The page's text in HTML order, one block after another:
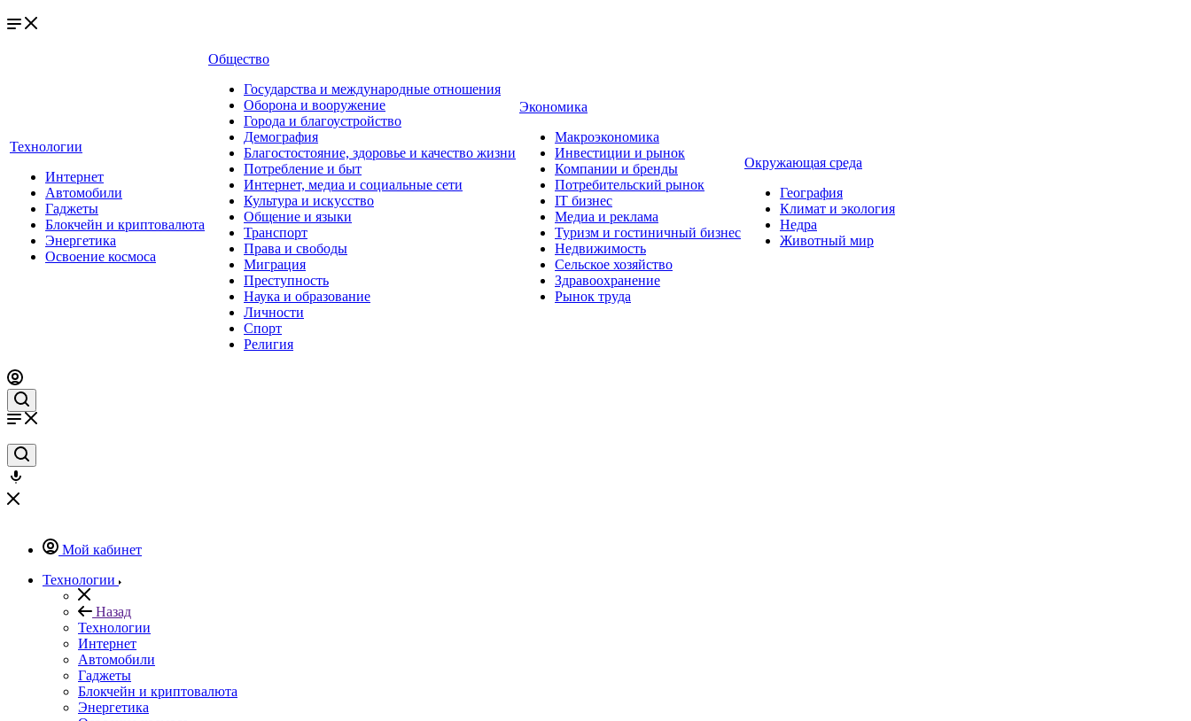
Технологии
Интернет
Автомобили
Гаджеты
Блокчейн и криптовалюта
Энергетика
Освоение космоса
Общество
Государства и международные отношения
Оборона и вооружение
Города и благоустройство
Демография
Благостостояние, здоровье и качество жизни
Потребление и быт
Интернет, медиа и социальные сети
Культура и искусство
Общение и языки
Транспорт
Права и свободы
Миграция
Преступность
Наука и образование
Личности
Спорт
Религия
Экономика
Макроэкономика
Инвестиции и рынок
Компании и бренды
Потребительский рынок
IT бизнес
Медиа и реклама
Туризм и гостиничный бизнес
Недвижимость
Сельское хозяйство
Здравоохранение
Рынок труда
Окружающая среда
География
Климат и экология
Недра
Животный мир
Мой кабинет
Технологии
Назад
Технологии
Интернет
Автомобили
Гаджеты
Блокчейн и криптовалюта
Энергетика